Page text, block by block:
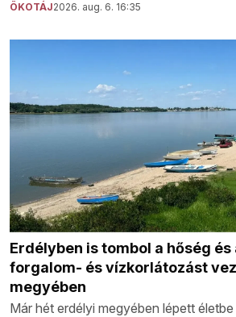
ÖKOTÁJ2026. aug. 6. 16:35
Erdélyben is tombol a hőség és
forgalom- és vízkorlátozást
megyében
Már hét erdélyi megyében lépett